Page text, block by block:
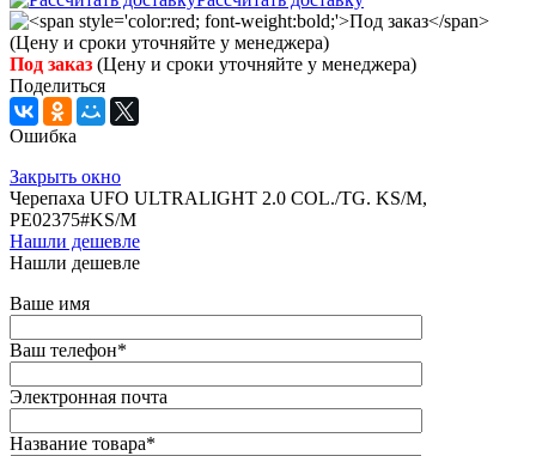
Под заказ (Цену и сроки уточняйте у менеджера)
Поделиться
Ошибка
Закрыть окно
Черепаха UFO ULTRALIGHT 2.0 COL./TG. KS/M,
PE02375#KS/M
Нашли дешевле
Нашли дешевле
Ваше имя
Ваш телефон*
Электронная почта
Название товара*